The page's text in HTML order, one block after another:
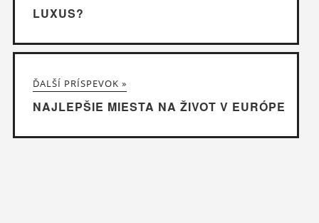
LUXUS?
ĎALŠÍ PRÍSPEVOK »
NAJLEPŠIE MIESTA NA ŽIVOT V EURÓPE